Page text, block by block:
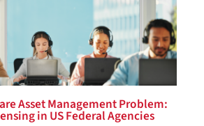
Asset Management Problem:
in US Federal Agencies